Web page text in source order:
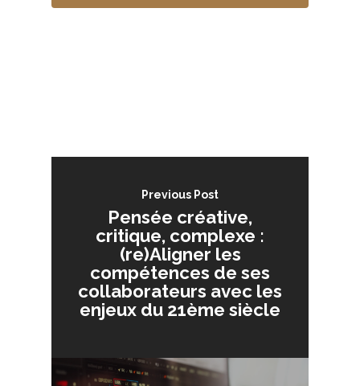
Previous Post
Pensée créative,
critique, complexe :
(re)Aligner les
compétences de ses
collaborateurs avec les
enjeux du 21ème siècle